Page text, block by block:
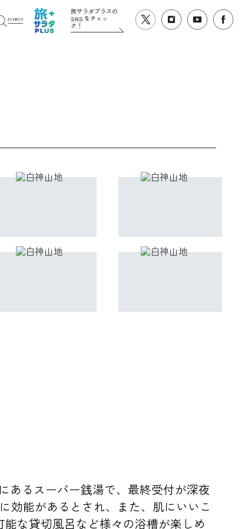
旅サラダプラスの
SNSをチェッ
ク！
あるスーパー銭湯で、最終受付が深夜
効能があるとされ、また、肌にいいこ
な貸切風呂など様々の浴槽が楽しめ